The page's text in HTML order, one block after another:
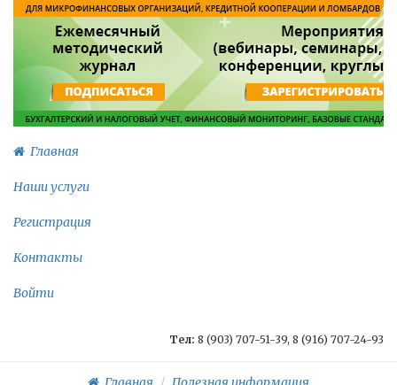
Главная
Наши услуги
Регистрация
Контакты
Войти
Тел: 8 (903) 707-51-39, 8 (916) 707-24-93